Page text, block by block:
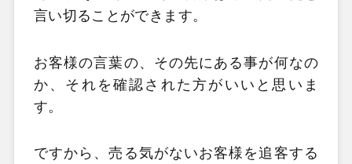
言い切ることができます。
お客様の言葉の、その先にある事が何なの
か、それを確認された方がいいと思いま
す。
ですから、売る気がないお客様を追客する